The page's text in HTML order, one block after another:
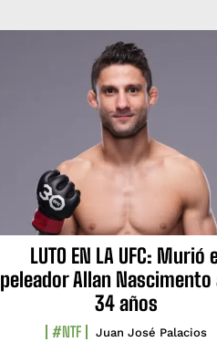
LUTO EN LA UFC: Murió
peleador Allan Nascimento
34 años
#NTF Juan José Palacios